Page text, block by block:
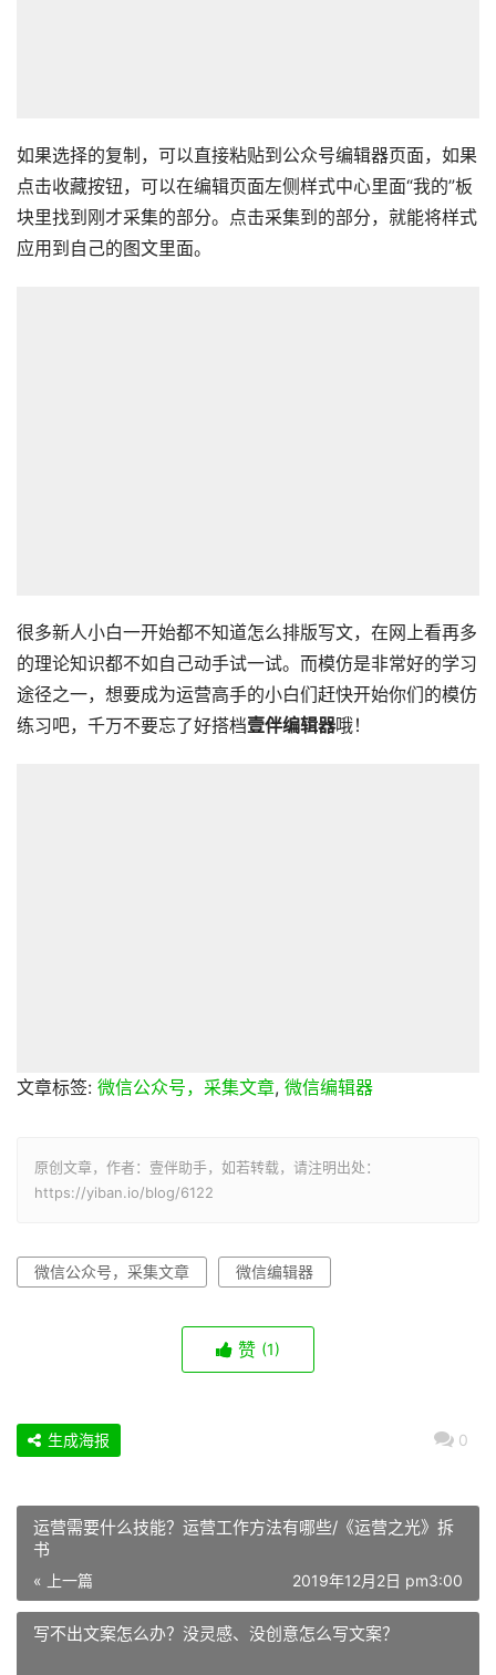
如果选择的复制，可以直接粘贴到公众号编辑器页面，如果
点击收藏按钮，可以在编辑页面左侧样式中心里面“我的”板
块里找到刚才采集的部分。点击采集到的部分，就能将样式
应用到自己的图文里面。
很多新人小白一开始都不知道怎么排版写文，在网上看再多
的理论知识都不如自己动手试一试。而模仿是非常好的学习
途径之一，想要成为运营高手的小白们赶快开始你们的模仿
练习吧，千万不要忘了好搭档壹伴编辑器哦！
文章标签: 微信公众号，采集文章, 微信编辑器
原创文章，作者：壹伴助手，如若转载，请注明出处：
https://yiban.io/blog/6122
微信公众号，采集文章 微信编辑器
赞 (1)
0
生成海报
运营需要什么技能？运营工作方法有哪些/《运营之光》拆
书
« 上一篇 2019年12月2日 pm3:00
写不出文案怎么办？没灵感、没创意怎么写文案？